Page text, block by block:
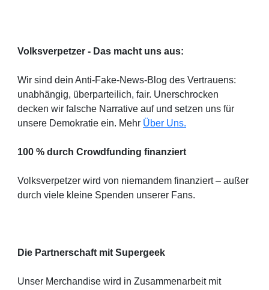
Volksverpetzer - Das macht uns aus:
Wir sind dein Anti-Fake-News-Blog des Vertrauens:
unabhängig, überparteilich, fair. Unerschrocken
decken wir falsche Narrative auf und setzen uns für
unsere Demokratie ein. Mehr Über Uns.
100 % durch Crowdfunding finanziert
Volksverpetzer wird von niemandem finanziert – außer
durch viele kleine Spenden unserer Fans.
Die Partnerschaft mit Supergeek
Unser Merchandise wird in Zusammenarbeit mit